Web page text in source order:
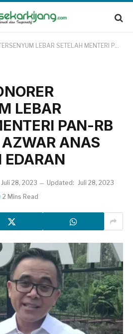
SETELAH MENTERI PAN-RB ABDULLAH AZWAR ANAS TERBITKAN EDARAN
LEBAR
PAN-RB
ANAS
EDARAN
Juli 28, 2023 Updated: Juli 28, 2023
2 Mins Read